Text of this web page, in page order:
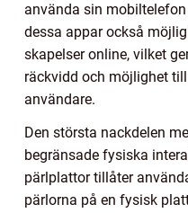
använda sin
dessa appar också
skapelser online, vilket
räckvidd och möjlighet
användare.
Den största nackdelen
begränsade fysiska
pärlplattor tillåter
pärlorna på en fysisk